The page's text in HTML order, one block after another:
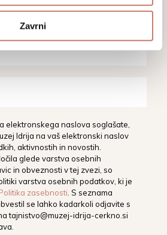
Zavrni
elektronskega naslova soglašate,
Idrija na vaš elektronski naslov
aktivnostih in novostih.
glede varstva osebnih
in obveznosti v tej zvezi, so
varstva osebnih podatkov, ki je
zasebnosti . S seznama
se lahko kadarkoli odjavite s
tajnistvo@muzej-idrija-cerkno.si